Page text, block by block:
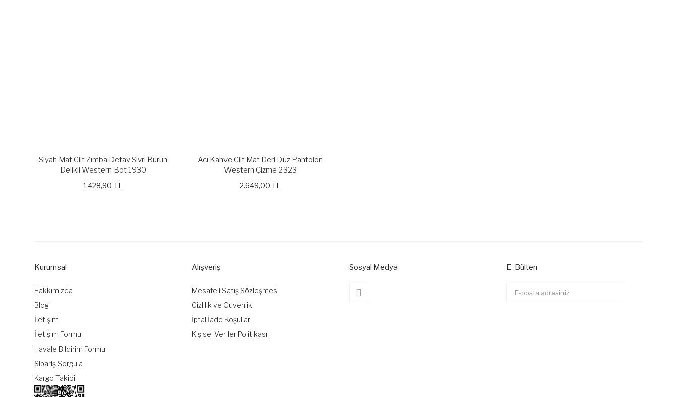
Siyah Mat Cilt Zımba Detay Sivri Burun
Delikli Western Bot 1930
1.428,90 TL
Acı Kahve Cilt Mat Deri Düz Pantolon
Western Çizme 2323
2.649,00 TL
Kurumsal
Hakkımızda
Blog
İletişim
İletişim Formu
Havale Bildirim Formu
Sipariş Sorgula
Kargo Takibi
Alışveriş
Mesafeli Satış Sözleşmesi
Gizlilik ve Güvenlik
İptal İade Koşullari
Kişisel Veriler Politikası
Sosyal Medya E-Bülten